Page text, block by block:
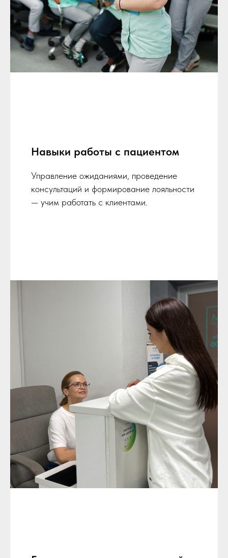
Навыки работы с пациентом
Управление ожиданиями, проведение
консультаций и формирование лояльности
— учим работать с клиентами.